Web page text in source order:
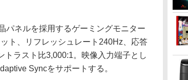
ネルを採用するゲーミングモニター
ト、リフレッシュレート240Hz、応答
トラスト比3,000:1。映像入力端子とし
Syncをサポートする。